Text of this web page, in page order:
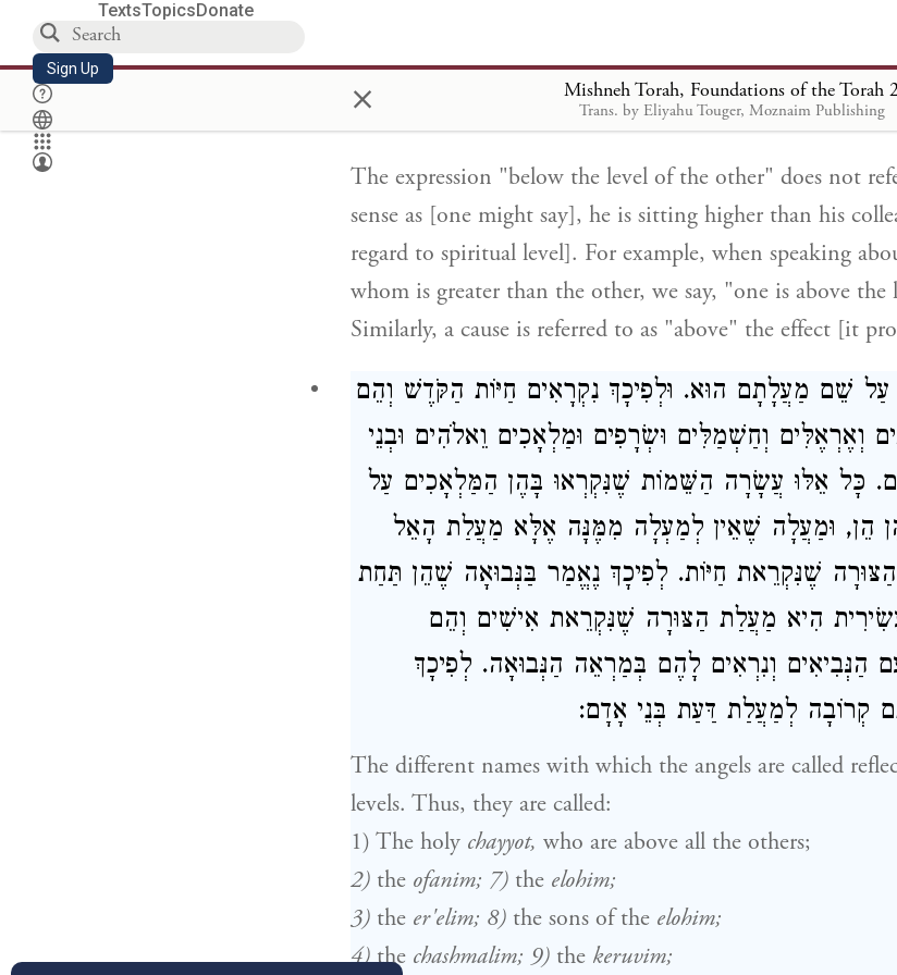
TextsTopicsDonate
Sign Up × Mishneh Torah, Foundations of the Torah
Trans. by Eliyahu Touger, Moznaim Publishing
שֶׁל זֶה. וּכְמוֹ שֶׁאוֹמְרִין בְּעִלָּה שֶׁהִיא לְמַעְלָה מִן
The expression "below the level of the other" does not
sense as [one might say], he is sitting higher than his
regard to spiritual level]. For example, when speaking
whom is greater than the other, we say, "one is above
Similarly, a cause is referred to as "above" the effect [it
שֵׁם מַעֲלָתָם הוּא. וּלְפִיכָךְ נִקְרָאִים חַיּוֹת הַקֹּדֶשׁ וְהֵם
וְאֶרְאֶלִּים וְחַשְׁמַלִּים וּשְׂרָפִים וּמַלְאָכִים וֵאלֹהִים וּבְנֵי
כָּל אֵלּוּ עֲשָׂרָה הַשֵּׁמוֹת שֶׁנִּקְרְאוּ בָּהֶן הַמַּלְאָכִים עַל
הֵן, וּמַעֲלָה שֶׁאֵין לְמַעְלָה מִמֶּנָּה אֶלָּא מַעֲלַת הָאֵל
שֶׁנִּקְרֵאת חַיּוֹת. לְפִיכָךְ נֶאֱמַר בַּנְּבוּאָה שֶׁהֵן תַּחַת
הִיא מַעֲלַת הַצּוּרָה שֶׁנִּקְרֵאת אִישִׁים וְהֵם
הַנְּבִיאִים וְנִרְאִים לָהֶם בְּמַרְאֵה הַנְּבוּאָה. לְפִיכָךְ
קְרוֹבָה לְמַעֲלַת דַּעַת בְּנֵי אָדָם:
The different names with which the angels are called
levels. Thus, they are called:
1) The holy chayyot, who are above all the others;
2) the ofanim; 7) the elohim;
3) the er'elim; 8) the sons of the elohim;
4)the chashmalim; 9) the keruvim;